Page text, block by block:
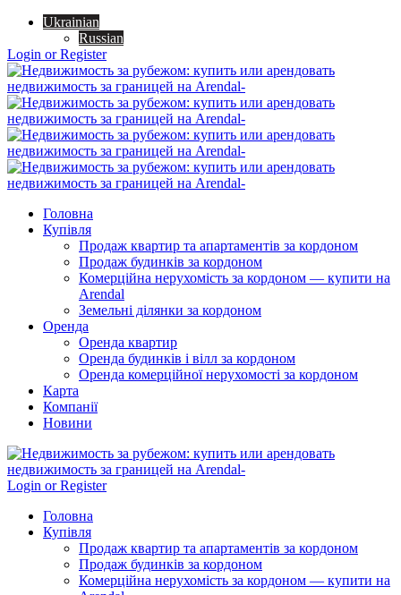
Ukrainian
Russian
Login or Register
Головна
Купівля
Продаж квартир та апартаментів за кордоном
Продаж будинків за кордоном
Комерційна нерухомість за кордоном — купити на
Arendal
Земельні ділянки за кордоном
Оренда
Оренда квартир
Оренда будинків і вілл за кордоном
Оренда комерційної нерухомості за кордоном
Карта
Компанії
Новини
Login or Register
Головна
Купівля
Продаж квартир та апартаментів за кордоном
Продаж будинків за кордоном
Комерційна нерухомість за кордоном — купити на